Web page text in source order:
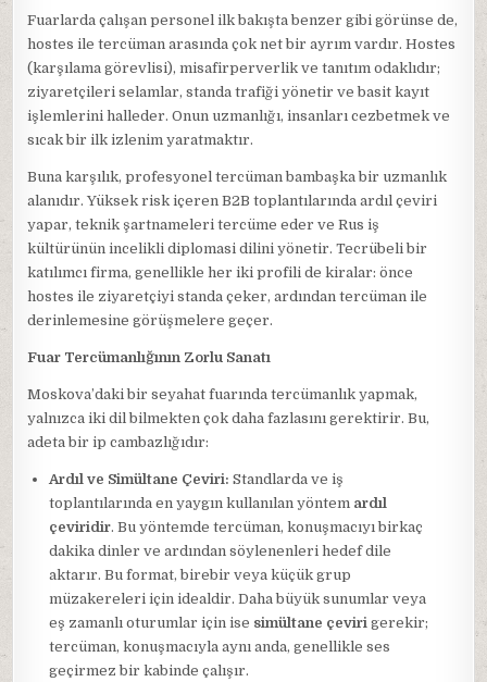
Fuarlarda çalışan personel ilk bakışta benzer gibi görünse de,
hostes ile tercüman arasında çok net bir ayrım vardır. Hostes
(karşılama görevlisi), misafirperverlik ve tanıtım odaklıdır;
ziyaretçileri selamlar, standa trafiği yönetir ve basit kayıt
işlemlerini halleder. Onun uzmanlığı, insanları cezbetmek ve
sıcak bir ilk izlenim yaratmaktır.
Buna karşılık, profesyonel tercüman bambaşka bir uzmanlık
alanıdır. Yüksek risk içeren B2B toplantılarında ardıl çeviri
yapar, teknik şartnameleri tercüme eder ve Rus iş
kültürünün incelikli diplomasi dilini yönetir. Tecrübeli bir
katılımcı firma, genellikle her iki profili de kiralar: önce
hostes ile ziyaretçiyi standa çeker, ardından tercüman ile
derinlemesine görüşmelere geçer.
Fuar Tercümanlığının Zorlu Sanatı
Moskova’daki bir seyahat fuarında tercümanlık yapmak,
yalnızca iki dil bilmekten çok daha fazlasını gerektirir. Bu,
adeta bir ip cambazlığıdır:
Ardıl ve Simültane Çeviri: Standlarda ve iş
toplantılarında en yaygın kullanılan yöntem ardıl
çeviridir. Bu yöntemde tercüman, konuşmacıyı birkaç
dakika dinler ve ardından söylenenleri hedef dile
aktarır. Bu format, birebir veya küçük grup
müzakereleri için idealdir. Daha büyük sunumlar veya
eş zamanlı oturumlar için ise simültane çeviri gerekir;
tercüman, konuşmacıyla aynı anda, genellikle ses
geçirmez bir kabinde çalışır.